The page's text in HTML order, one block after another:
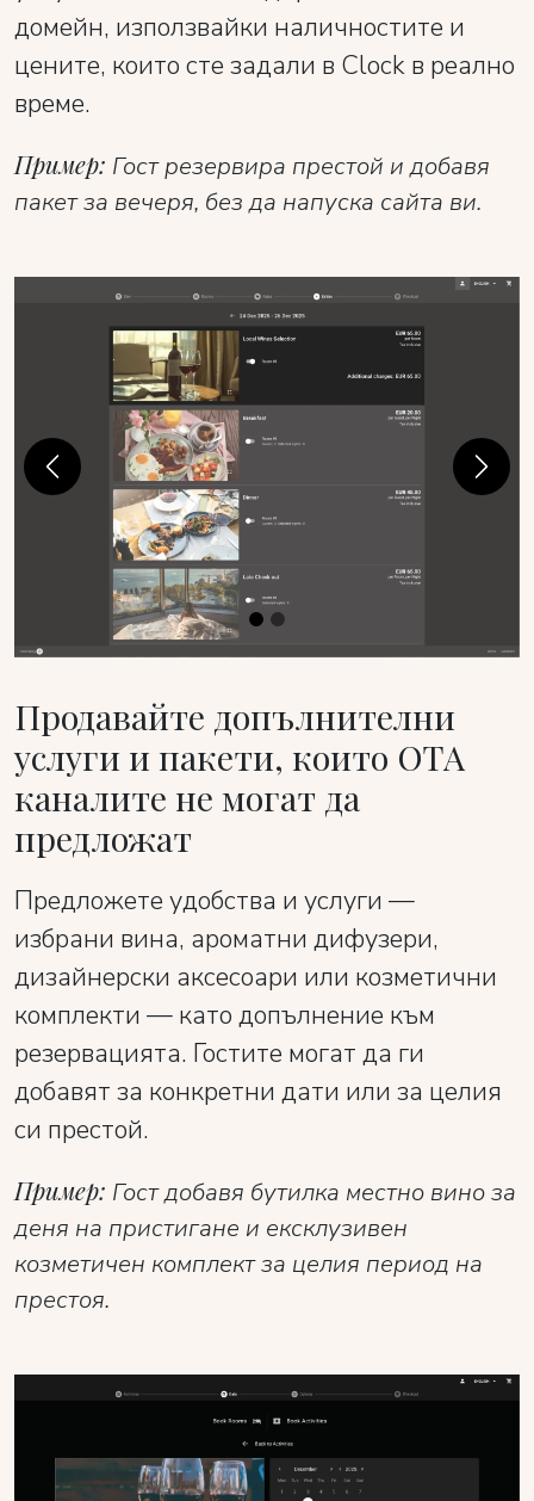
домейн, използвайки наличностите и
цените, които сте задали в Clock в реално
време.
Пример: Гост резервира престой и добавя
пакет за вечеря, без да напуска сайта ви.
Продавайте допълнителни
услуги и пакети, които ОТА
каналите не могат да
предложат
Предложете удобства и услуги —
избрани вина, ароматни дифузери,
дизайнерски аксесоари или козметични
комплекти — като допълнение към
резервацията. Гостите могат да ги
добавят за конкретни дати или за целия
си престой.
Пример: Гост добавя бутилка местно вино за
деня на пристигане и ексклузивен
козметичен комплект за целия период на
престоя.
Previous Next